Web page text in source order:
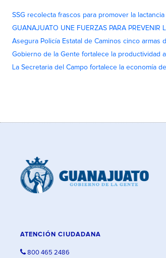
SSG recolecta frascos para promover la
GUANAJUATO UNE FUERZAS PARA PREVENIR
Asegura Policía Estatal de Caminos cinco armas
Gobierno de la Gente fortalece la productividad
La Secretaria del Campo fortalece la economía
ATENCIÓN CIUDADANA
800 465 2486